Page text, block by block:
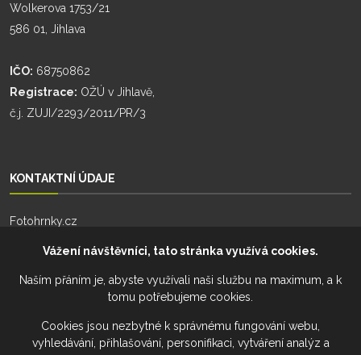
Wolkerova 1753/21
586 01, Jihlava
IČO: 68750862
Registrace: OŽÚ v Jihlavě,
č.j. ZUJI/2293/2011/PR/3
KONTAKTNÍ ÚDAJE
Fotohrnky.cz
+420 777 274 701
Telefon:+420 777 228 941
Email:info@fotohrnky.cz
Vážení návštěvníci, tato stránka využívá cookies.
Naším přáním je, abyste využívali naši službu na maximum, a k
tomu potřebujeme cookies.
Cookies jsou nezbytné k správnému fungování webu,
vyhledávání, přihlašování, personifikaci, vytváření analýz a